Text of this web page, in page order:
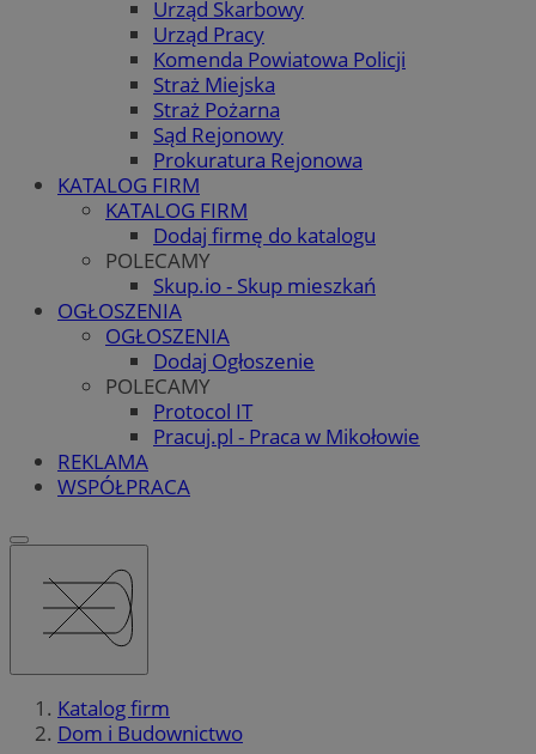
Urząd Skarbowy
Urząd Pracy
Komenda Powiatowa Policji
Straż Miejska
Straż Pożarna
Sąd Rejonowy
Prokuratura Rejonowa
KATALOG FIRM
KATALOG FIRM
Dodaj firmę do katalogu
POLECAMY
Skup.io - Skup mieszkań
OGŁOSZENIA
OGŁOSZENIA
Dodaj Ogłoszenie
POLECAMY
Protocol IT
Pracuj.pl - Praca w Mikołowie
REKLAMA
WSPÓŁPRACA
Katalog firm
Dom i Budownictwo